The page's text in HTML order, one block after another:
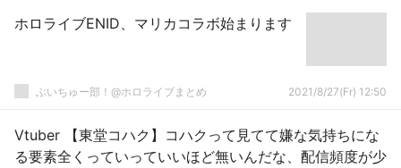
ホロライブENID、マリカコラボ始まります
ぶいちゅー部！@ホロライブまとめ 2021/8/27(Fr) 12:50
Vtuber 【東堂コハク】コハクって見てて嫌な気持ちにな
る要素全くっていっていいほど無いんだな、配信頻度が少